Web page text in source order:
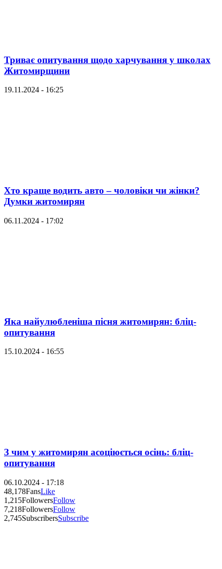
Триває опитування щодо харчування у школах
Житомирщини
19.11.2024 - 16:25
Хто краще водить авто – чоловіки чи жінки?
Думки житомирян
06.11.2024 - 17:02
Яка найулюбленіша пісня житомирян: бліц-
опитування
15.10.2024 - 16:55
З чим у житомирян асоціюється осінь: бліц-
опитування
06.10.2024 - 17:18
48,178FansLike
1,215FollowersFollow
7,218FollowersFollow
2,745SubscribersSubscribe